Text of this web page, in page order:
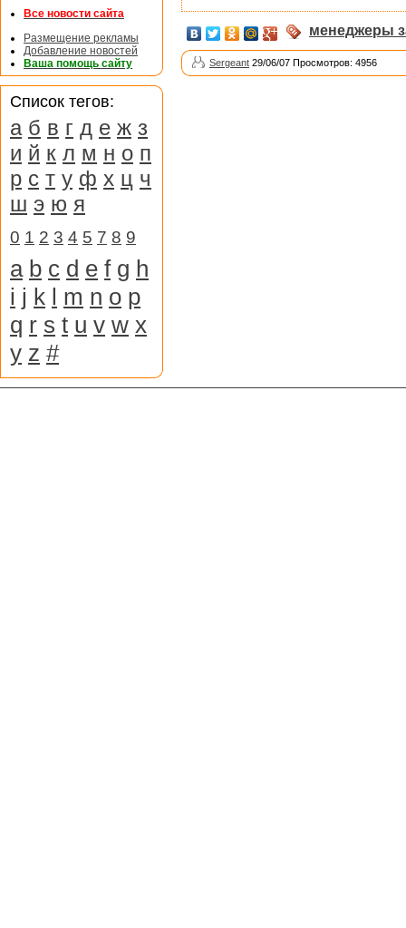
менеджеры
Sergeant 29/06/07 Просмотров: 4956
Все новости сайта
Размещение рекламы
Добавление новостей
Ваша помощь сайту
Список тегов:
а б в г д е ж з
и й к л м н о п
р с т у ф х ц ч
ш э ю я
0 1 2 3 4 5 7 8 9
a b c d e f g h
i j k l m n o p
q r s t u v w x
y z #